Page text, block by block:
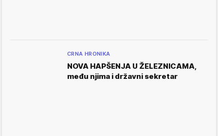
CRNA HRONIKA
NOVA HAPŠENJA U ŽELEZNICAMA,
među njima i državni sekretar